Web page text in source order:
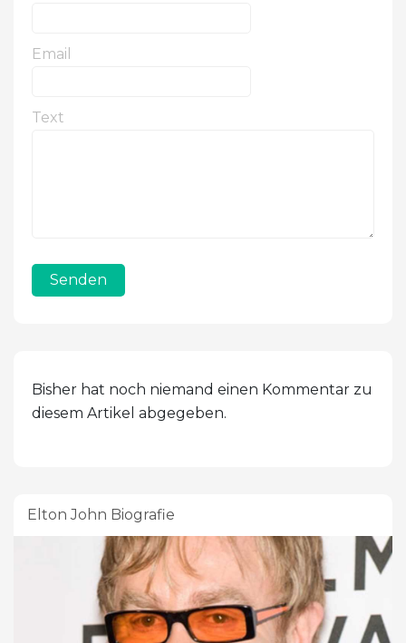
Email
Text
Senden
Bisher hat noch niemand einen Kommentar zu
diesem Artikel abgegeben.
Elton John Biografie